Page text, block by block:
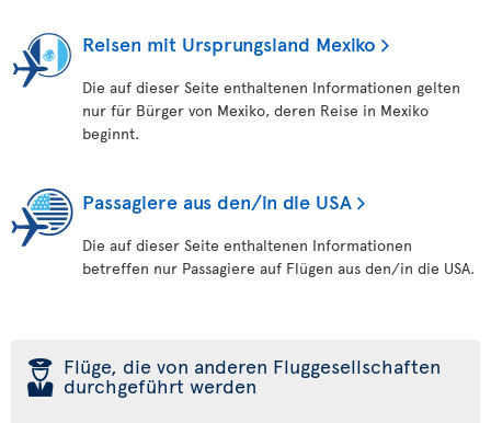
Reisen mit Ursprungsland Mexiko
Die auf dieser Seite enthaltenen Informationen gelten
nur für Bürger von Mexiko, deren Reise in Mexiko
beginnt.
Passagiere aus den/in die USA
Die auf dieser Seite enthaltenen Informationen
betreffen nur Passagiere auf Flügen aus den/in die USA.
þ Flüge, die von anderen Fluggesellschaften
durchgeführt werden